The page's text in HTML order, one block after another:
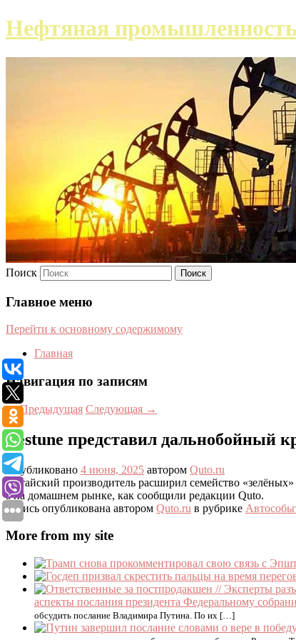
Нефтяная промышленность
Поиск
Главное меню
Перейти к основному содержимому
Главная
Навигация по записям
←Предыдущая Следующая →
Bestune представил дальнобойный
Опубликовано 4 июня, 2025 автором Quto.ru
Китайский производитель расширил семейство
а на домашнем рынке, как сообщили редакции Quto.
Запись опубликована автором Quto.ru в рубрике
More from my site
аспекты послания президента Федеральному
обсудить послание Владимира Путина. По их […]